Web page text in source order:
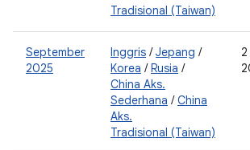
Tradisional (Taiwan)
September
2025
Inggris /Jepang /
Korea /Rusia /
China Aks.
Sederhana /China
Aks.
Tradisional (Taiwan)